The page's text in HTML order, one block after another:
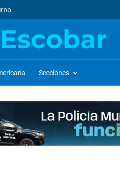
Secciones